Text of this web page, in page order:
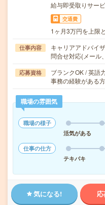
給与即受取りサー
交通費
1ヶ月3万円を上限
仕事内容
キャリアアドバイ
問合せ対応(メール
応募資格
ブランクOK / 英語
事務の経験がある方
職場の雰囲気
職場の様子
活気がある
仕事の仕方
テキパキ
気になる!